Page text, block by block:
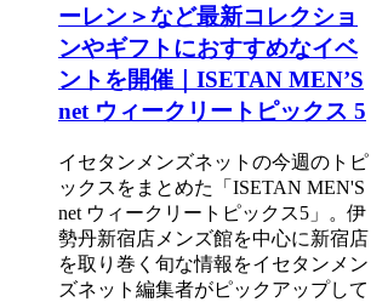
ーレン＞など最新コレクショ
ンやギフトにおすすめなイベ
ントを開催｜ISETAN MEN’S
net ウィークリートピックス 5
イセタンメンズネットの今週のトピ
ックスをまとめた「ISETAN MEN'S
net ウィークリートピックス5」。伊
勢丹新宿店メンズ館を中心に新宿店
を取り巻く旬な情報をイセタンメン
ズネット編集者がピックアップして